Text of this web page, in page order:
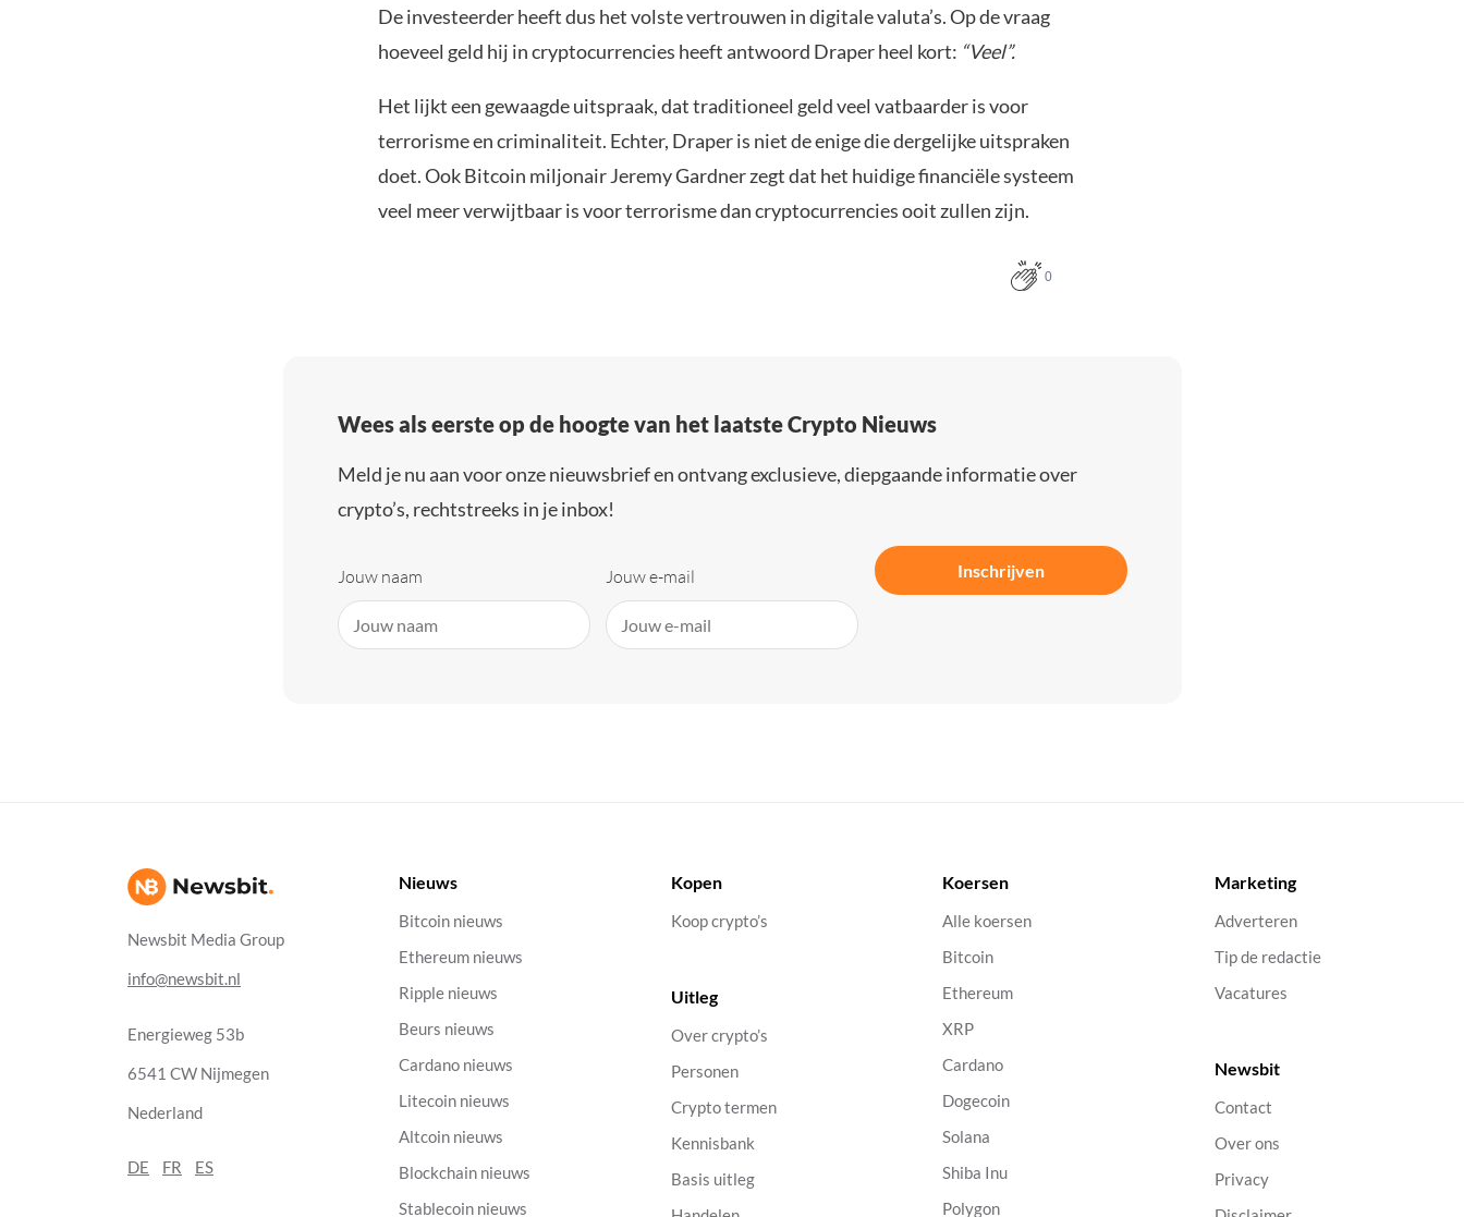
De investeerder heeft dus het volste vertrouwen in digitale valuta’s. Op de vraag
hoeveel geld hij in cryptocurrencies heeft antwoord Draper heel kort: “Veel”.
Het lijkt een gewaagde uitspraak, dat traditioneel geld veel vatbaarder is voor
terrorisme en criminaliteit. Echter, Draper is niet de enige die dergelijke uitspraken
doet. Ook Bitcoin miljonair Jeremy Gardner zegt dat het huidige financiële systeem
veel meer verwijtbaar is voor terrorisme dan cryptocurrencies ooit zullen zijn.
0
Wees als eerste op de hoogte van het laatste Crypto Nieuws
Meld je nu aan voor onze nieuwsbrief en ontvang exclusieve, diepgaande informatie over
crypto’s, rechtstreeks in je inbox!
Jouw naam Jouw e-mail Inschrijven
Newsbit Media Group
info@newsbit.nl
Energieweg 53b
6541 CW Nijmegen
Nederland
DE FR ES
Nieuws
Bitcoin nieuws
Ethereum nieuws
Ripple nieuws
Beurs nieuws
Cardano nieuws
Litecoin nieuws
Altcoin nieuws
Blockchain nieuws
Stablecoin nieuws
Kopen
Koop crypto’s
Uitleg
Over crypto’s
Personen
Crypto termen
Kennisbank
Basis uitleg
Koersen
Alle koersen
Bitcoin
Ethereum
XRP
Cardano
Dogecoin
Solana
Shiba Inu
Polygon
Marketing
Adverteren
Tip de redactie
Vacatures
Newsbit
Contact
Over ons
Privacy